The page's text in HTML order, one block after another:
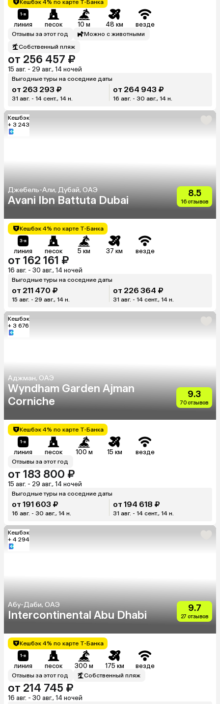
Кешбэк 4% по карте Т-Банка
линия песок 10 м 48 км везде
Отзывы за этот год
Можно с животными
Собственный пляж
от 256 457 ₽
15 авг. - 29 авг., 14 ночей
Выгодные туры на соседние даты
от 263 293 ₽
31 авг. - 14 сент., 14 н.
от 264 943 ₽
16 авг. - 30 авг., 14 н.
Кешбэк
+ 3 243
Джебель-Али, Дубай, ОАЭ
Avani Ibn Battuta Dubai
8.5
16 отзывов
Кешбэк 4% по карте Т-Банка
линия песок 5 км 37 км везде
от 162 161 ₽
16 авг. - 30 авг., 14 ночей
Выгодные туры на соседние даты
от 211 470 ₽
15 авг. - 29 авг., 14 н.
от 226 364 ₽
31 авг. - 14 сент., 14 н.
Кешбэк
+ 3 676
Аджман, ОАЭ
Wyndham Garden Ajman
Corniche
9.3
70 отзывов
Кешбэк 4% по карте Т-Банка
линия песок 100 м 15 км везде
Отзывы за этот год
от 183 800 ₽
15 авг. - 29 авг., 14 ночей
Выгодные туры на соседние даты
от 191 603 ₽
16 авг. - 30 авг., 14 н.
от 194 618 ₽
31 авг. - 14 сент., 14 н.
Кешбэк
+ 4 294
Абу-Даби, ОАЭ
Intercontinental Abu Dhabi
9.7
27 отзывов
Кешбэк 4% по карте Т-Банка
линия песок 300 м 175 км везде
Отзывы за этот год Собственный пляж
от 214 745 ₽
16 авг. - 30 авг., 14 ночей